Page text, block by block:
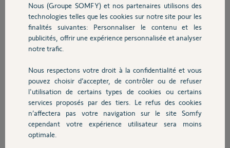
Sécurité
Domotique
Chauffage
Autres produits
Laurent G.
il y a plus de 4 ans
Participer au fil de discussion
Réponses
Oui vous pouvez réparer votre système par l'échange des cloches
Nous (Groupe SOMFY) et nos partenaires utilisons des
technologies telles que les cookies sur notre site pour les
finalités suivantes: Personnaliser le contenu et les
publicités, offrir une expérience personnalisée et analyser
notre trafic.
Nous respectons votre droit à la confidentialité et vous
pouvez choisir d’accepter, de contrôler ou de refuser
l'utilisation de certains types de cookies ou certains
services proposés par des tiers. Le refus des cookies
n’affectera pas votre navigation sur le site Somfy
cependant votre expérience utilisateur sera moins
optimale.